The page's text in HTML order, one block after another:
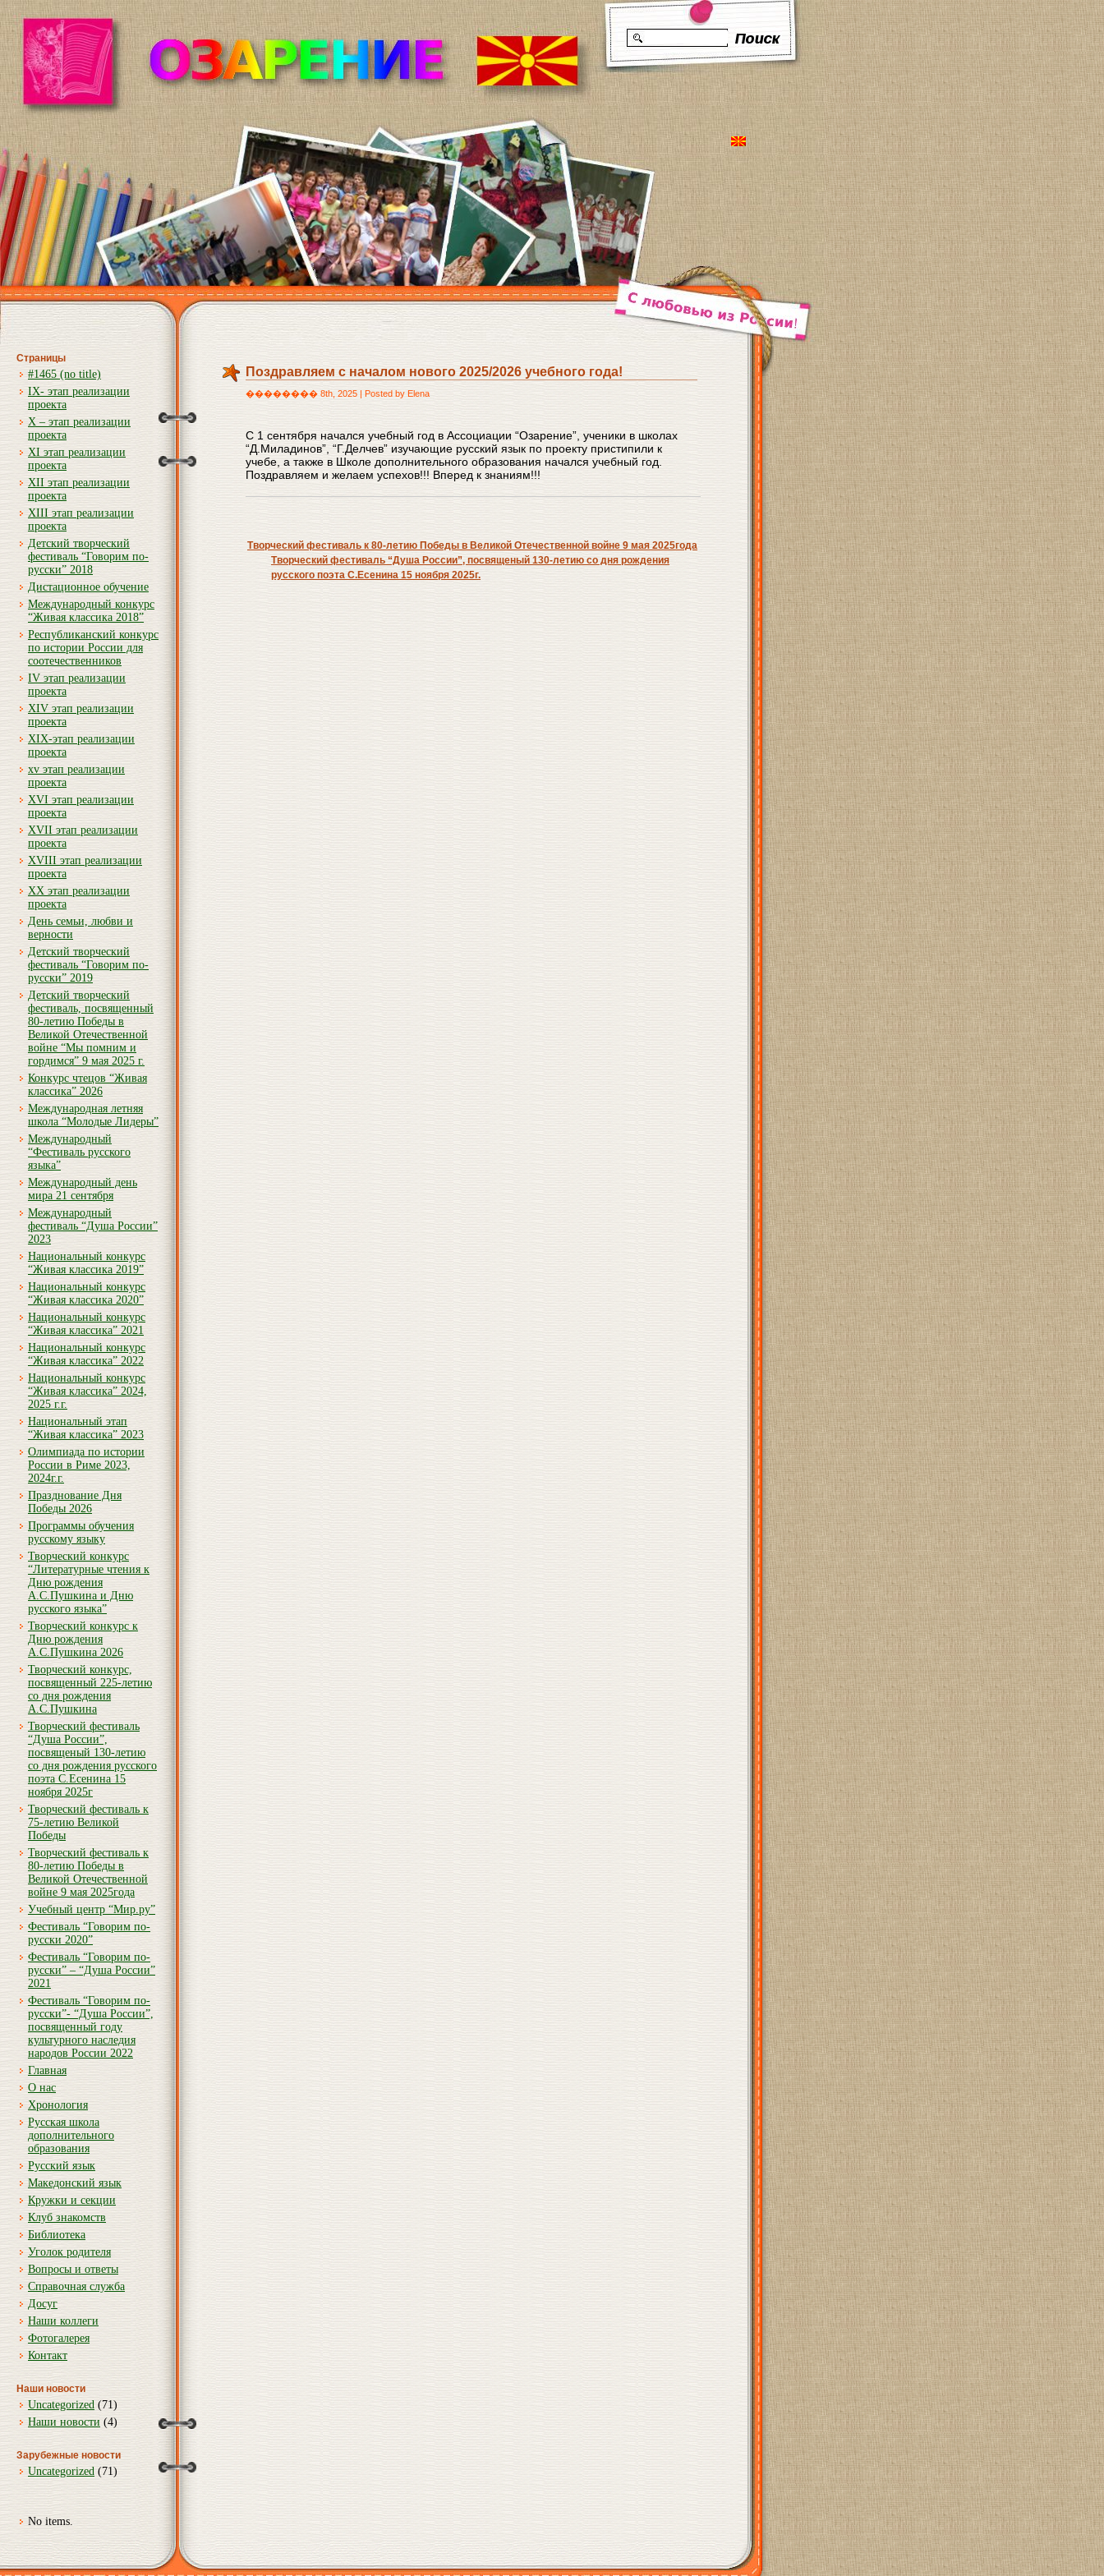
Страницы
#1465 (no title)
IX- этап реализации
проекта
X – этап реализации
проекта
XI этап реализации
проекта
XII этап реализации
проекта
XIII этап реализации
проекта
Детский творческий
фестиваль “Говорим по-
русски” 2018
Дистационное обучение
Международный конкурс
“Живая классика 2018”
Республиканский конкурс
по истории России для
соотечественников
IV этап реализации
проекта
XIV этап реализации
проекта
XIX-этап реализации
проекта
xv этап реализации
проекта
XVI этап реализации
проекта
XVII этап реализации
проекта
XVIII этап реализации
проекта
XX этап реализации
проекта
День семьи, любви и
верности
Детский творческий
фестиваль “Говорим по-
русски” 2019
Детский творческий
фестиваль, посвященный
80-летию Победы в
Великой Отечественной
войне “Мы помним и
гордимся” 9 мая 2025 г.
Конкурс чтецов “Живая
классика” 2026
Международная летняя
школа “Молодые Лидеры”
Международный
“Фестиваль русского
языка”
Международный день
мира 21 сентября
Международный
фестиваль “Душа России”
2023
Национальный конкурс
“Живая классика 2019”
Национальный конкурс
“Живая классика 2020”
Национальный конкурс
“Живая классика” 2021
Национальный конкурс
“Живая классика” 2022
Национальный конкурс
“Живая классика” 2024,
2025 г.г.
Национальный этап
“Живая классика” 2023
Олимпиада по истории
России в Риме 2023,
2024г.г.
Празднование Дня
Победы 2026
Программы обучения
русскому языку
Творческий конкурс
“Литературные чтения к
Дню рождения
А.С.Пушкина и Дню
русского языка”
Творческий конкурс к
Дню рождения
А.С.Пушкина 2026
Творческий конкурс,
посвященный 225-летию
со дня рождения
А.С.Пушкина
Творческий фестиваль
“Душа России”,
посвященый 130-летию
со дня рождения русского
поэта С.Есенина 15
ноября 2025г
Творческий фестиваль к
75-летию Великой
Победы
Творческий фестиваль к
80-летию Победы в
Великой Отечественной
войне 9 мая 2025года
Учебный центр “Мир.ру”
Фестиваль “Говорим по-
русски 2020”
Фестиваль “Говорим по-
русски” – “Душа России”
2021
Фестиваль “Говорим по-
русски”- “Душа России”,
посвященный году
культурного наследия
народов России 2022
Главная
О нас
Хронология
Русская школа
дополнительного
образования
Русский язык
Македонский язык
Кружки и секции
Клуб знакомств
Библиотека
Уголок родителя
Вопросы и ответы
Справочная служба
Досуг
Наши коллеги
Фотогалерея
Контакт
Наши новости
Uncategorized (71)
Наши новости (4)
Зарубежные новости
Uncategorized (71)
No items.
Поздравляем с началом нового 2025/2026 учебного года!
�������� 8th, 2025 | Posted by Elena
С 1 сентября начался учебный год в Ассоциации “Озарение”, ученики в школах
“Д.Миладинов”, “Г.Делчев” изучающие русский язык по проекту пристипили к
учебе, а также в Школе дополнительного образования начался учебный год.
Поздравляем и желаем успехов!!! Вперед к знаниям!!!
Творческий фестиваль к 80-летию Победы в Великой Отечественной войне 9 мая 2025года
Творческий фестиваль “Душа России”, посвященый 130-летию со дня рождения
русского поэта С.Есенина 15 ноября 2025г.